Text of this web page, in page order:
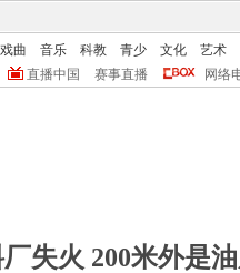
戏曲 音乐 科教 青少 文化
艺术
直播中国 赛事直播 网络
失火 200米外是